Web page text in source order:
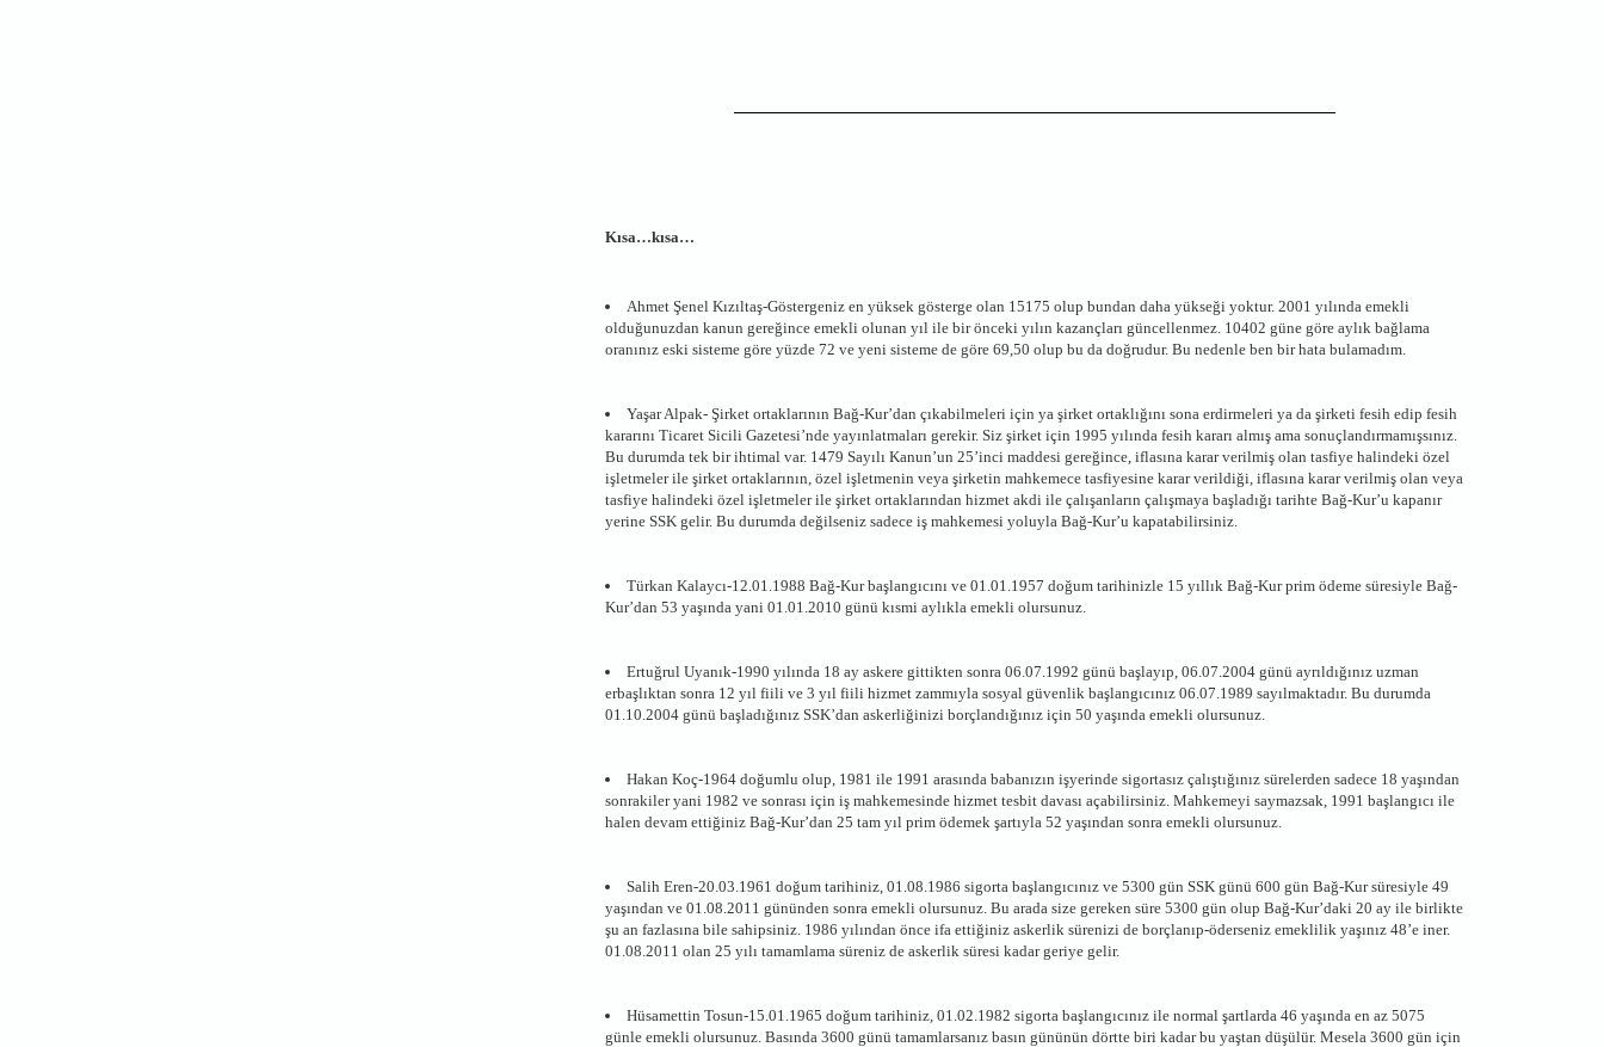
Kısa…kısa…
Ahmet Şenel Kızıltaş-Göstergeniz en yüksek gösterge olan 15175 olup bundan daha yükseği yoktur. 2001 yılında emekli
olduğunuzdan kanun gereğince emekli olunan yıl ile bir önceki yılın kazançları güncellenmez. 10402 güne göre aylık bağlama
oranınız eski sisteme göre yüzde 72 ve yeni sisteme de göre 69,50 olup bu da doğrudur. Bu nedenle ben bir hata bulamadım.
Yaşar Alpak- Şirket ortaklarının Bağ-Kur’dan çıkabilmeleri için ya şirket ortaklığını sona erdirmeleri ya da şirketi fesih edip fesih
kararını Ticaret Sicili Gazetesi’nde yayınlatmaları gerekir. Siz şirket için 1995 yılında fesih kararı almış ama sonuçlandırmamışsınız.
Bu durumda tek bir ihtimal var. 1479 Sayılı Kanun’un 25’inci maddesi gereğince, iflasına karar verilmiş olan tasfiye halindeki özel
işletmeler ile şirket ortaklarının, özel işletmenin veya şirketin mahkemece tasfiyesine karar verildiği, iflasına karar verilmiş olan veya
tasfiye halindeki özel işletmeler ile şirket ortaklarından hizmet akdi ile çalışanların çalışmaya başladığı tarihte Bağ-Kur’u kapanır
yerine SSK gelir. Bu durumda değilseniz sadece iş mahkemesi yoluyla Bağ-Kur’u kapatabilirsiniz.
Türkan Kalaycı-12.01.1988 Bağ-Kur başlangıcını ve 01.01.1957 doğum tarihinizle 15 yıllık Bağ-Kur prim ödeme süresiyle Bağ-
Kur’dan 53 yaşında yani 01.01.2010 günü kısmi aylıkla emekli olursunuz.
Ertuğrul Uyanık-1990 yılında 18 ay askere gittikten sonra 06.07.1992 günü başlayıp, 06.07.2004 günü ayrıldığınız uzman
erbaşlıktan sonra 12 yıl fiili ve 3 yıl fiili hizmet zammıyla sosyal güvenlik başlangıcınız 06.07.1989 sayılmaktadır. Bu durumda
01.10.2004 günü başladığınız SSK’dan askerliğinizi borçlandığınız için 50 yaşında emekli olursunuz.
Hakan Koç-1964 doğumlu olup, 1981 ile 1991 arasında babanızın işyerinde sigortasız çalıştığınız sürelerden sadece 18 yaşından
sonrakiler yani 1982 ve sonrası için iş mahkemesinde hizmet tesbit davası açabilirsiniz. Mahkemeyi saymazsak, 1991 başlangıcı ile
halen devam ettiğiniz Bağ-Kur’dan 25 tam yıl prim ödemek şartıyla 52 yaşından sonra emekli olursunuz.
Salih Eren-20.03.1961 doğum tarihiniz, 01.08.1986 sigorta başlangıcınız ve 5300 gün SSK günü 600 gün Bağ-Kur süresiyle 49
yaşından ve 01.08.2011 gününden sonra emekli olursunuz. Bu arada size gereken süre 5300 gün olup Bağ-Kur’daki 20 ay ile birlikte
şu an fazlasına bile sahipsiniz. 1986 yılından önce ifa ettiğiniz askerlik sürenizi de borçlanıp-öderseniz emeklilik yaşınız 48’e iner.
01.08.2011 olan 25 yılı tamamlama süreniz de askerlik süresi kadar geriye gelir.
Hüsamettin Tosun-15.01.1965 doğum tarihiniz, 01.02.1982 sigorta başlangıcınız ile normal şartlarda 46 yaşında en az 5075
günle emekli olursunuz. Basında 3600 günü tamamlarsanız basın gününün dörtte biri kadar bu yaştan düşülür. Mesela 3600 gün için